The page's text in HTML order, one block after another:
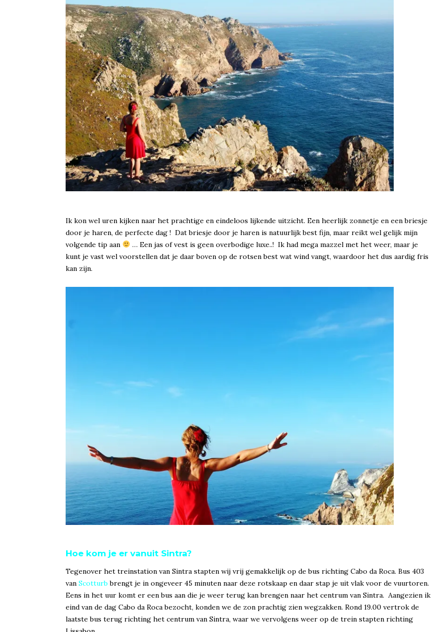
Ik kon wel uren kijken naar het prachtige en eindeloos lijkende uitzicht. Een heerlijk zonnetje en een briesje
door je haren, de perfecte dag ! Dat briesje door je haren is natuurlijk best fijn, maar reikt wel gelijk mijn
volgende tip aan
… Een jas of vest is geen overbodige luxe..! Ik had mega mazzel met het weer, maar je
kunt je vast wel voorstellen dat je daar boven op de rotsen best wat wind vangt, waardoor het dus aardig fris
kan zijn.
Hoe kom je er vanuit Sintra?
Tegenover het treinstation van Sintra stapten wij vrij gemakkelijk op de bus richting Cabo da Roca. Bus 403
van Scotturb brengt je in ongeveer 45 minuten naar deze rotskaap en daar stap je uit vlak voor de vuurtoren.
Eens in het uur komt er een bus aan die je weer terug kan brengen naar het centrum van Sintra. Aangezien ik
eind van de dag Cabo da Roca bezocht, konden we de zon prachtig zien wegzakken. Rond 19.00 vertrok de
laatste bus terug richting het centrum van Sintra, waar we vervolgens weer op de trein stapten richting